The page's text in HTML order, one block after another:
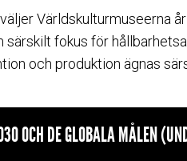
Världskulturmuseerna
särskilt fokus för
och produktion ägnas
OCH DE GLOBALA MÅLEN